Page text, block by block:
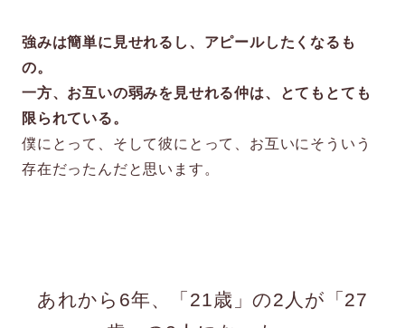
強みは簡単に見せれるし、アピールしたくなるも
の。
一方、お互いの弱みを見せれる仲は、とてもとても
限られている。
僕にとって、そして彼にとって、お互いにそういう
存在だったんだと思います。
あれから6年、「21歳」の2人が「27